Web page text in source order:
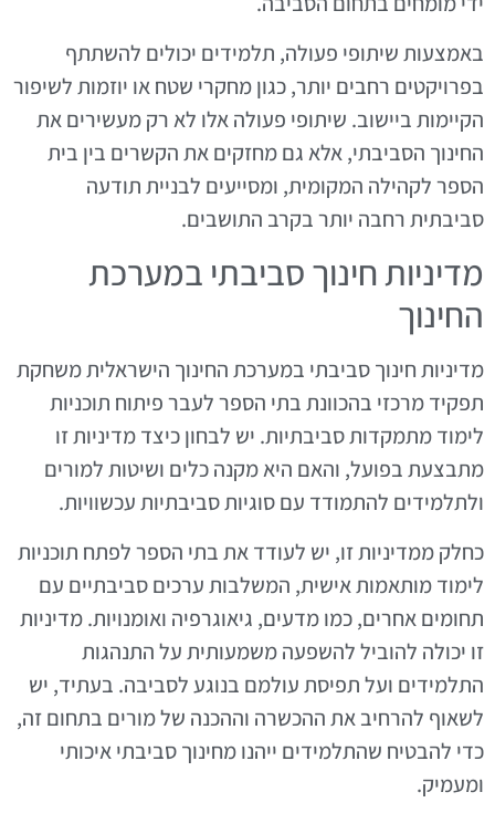
באמצעות שיתופי פעולה, תלמידים יכולים להשתתף
בפרויקטים רחבים יותר, כגון מחקרי שטח או יוזמות לשיפור
הקיימות ביישוב. שיתופי פעולה אלו לא רק מעשירים את
החינוך הסביבתי, אלא גם מחזקים את הקשרים בין בית
הספר לקהילה המקומית, ומסייעים לבניית תודעה
סביבתית רחבה יותר בקרב התושבים.
מדיניות חינוך סביבתי במערכת
החינוך
מדיניות חינוך סביבתי במערכת החינוך הישראלית משחקת
תפקיד מרכזי בהכוונת בתי הספר לעבר פיתוח תוכניות
לימוד מתמקדות סביבתיות. יש לבחון כיצד מדיניות זו
מתבצעת בפועל, והאם היא מקנה כלים ושיטות למורים
ולתלמידים להתמודד עם סוגיות סביבתיות עכשוויות.
כחלק ממדיניות זו, יש לעודד את בתי הספר לפתח תוכניות
לימוד מותאמות אישית, המשלבות ערכים סביבתיים עם
תחומים אחרים, כמו מדעים, גיאוגרפיה ואומנויות. מדיניות
זו יכולה להוביל להשפעה משמעותית על התנהגות
התלמידים ועל תפיסת עולמם בנוגע לסביבה. בעתיד, יש
לשאוף להרחיב את ההכשרה וההכנה של מורים בתחום זה,
כדי להבטיח שהתלמידים ייהנו מחינוך סביבתי איכותי
ומעמיק.